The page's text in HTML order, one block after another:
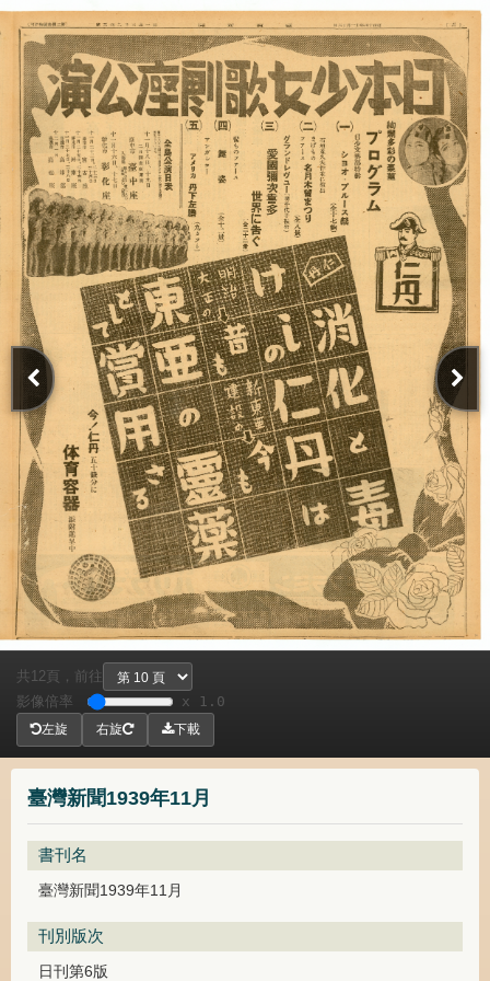
臺灣新聞1939年11月
書刊名
臺灣新聞1939年11月
刊別版次
日刊第6版
共 12頁，
前往
影像倍率
x 1.0
左旋 右旋 下載